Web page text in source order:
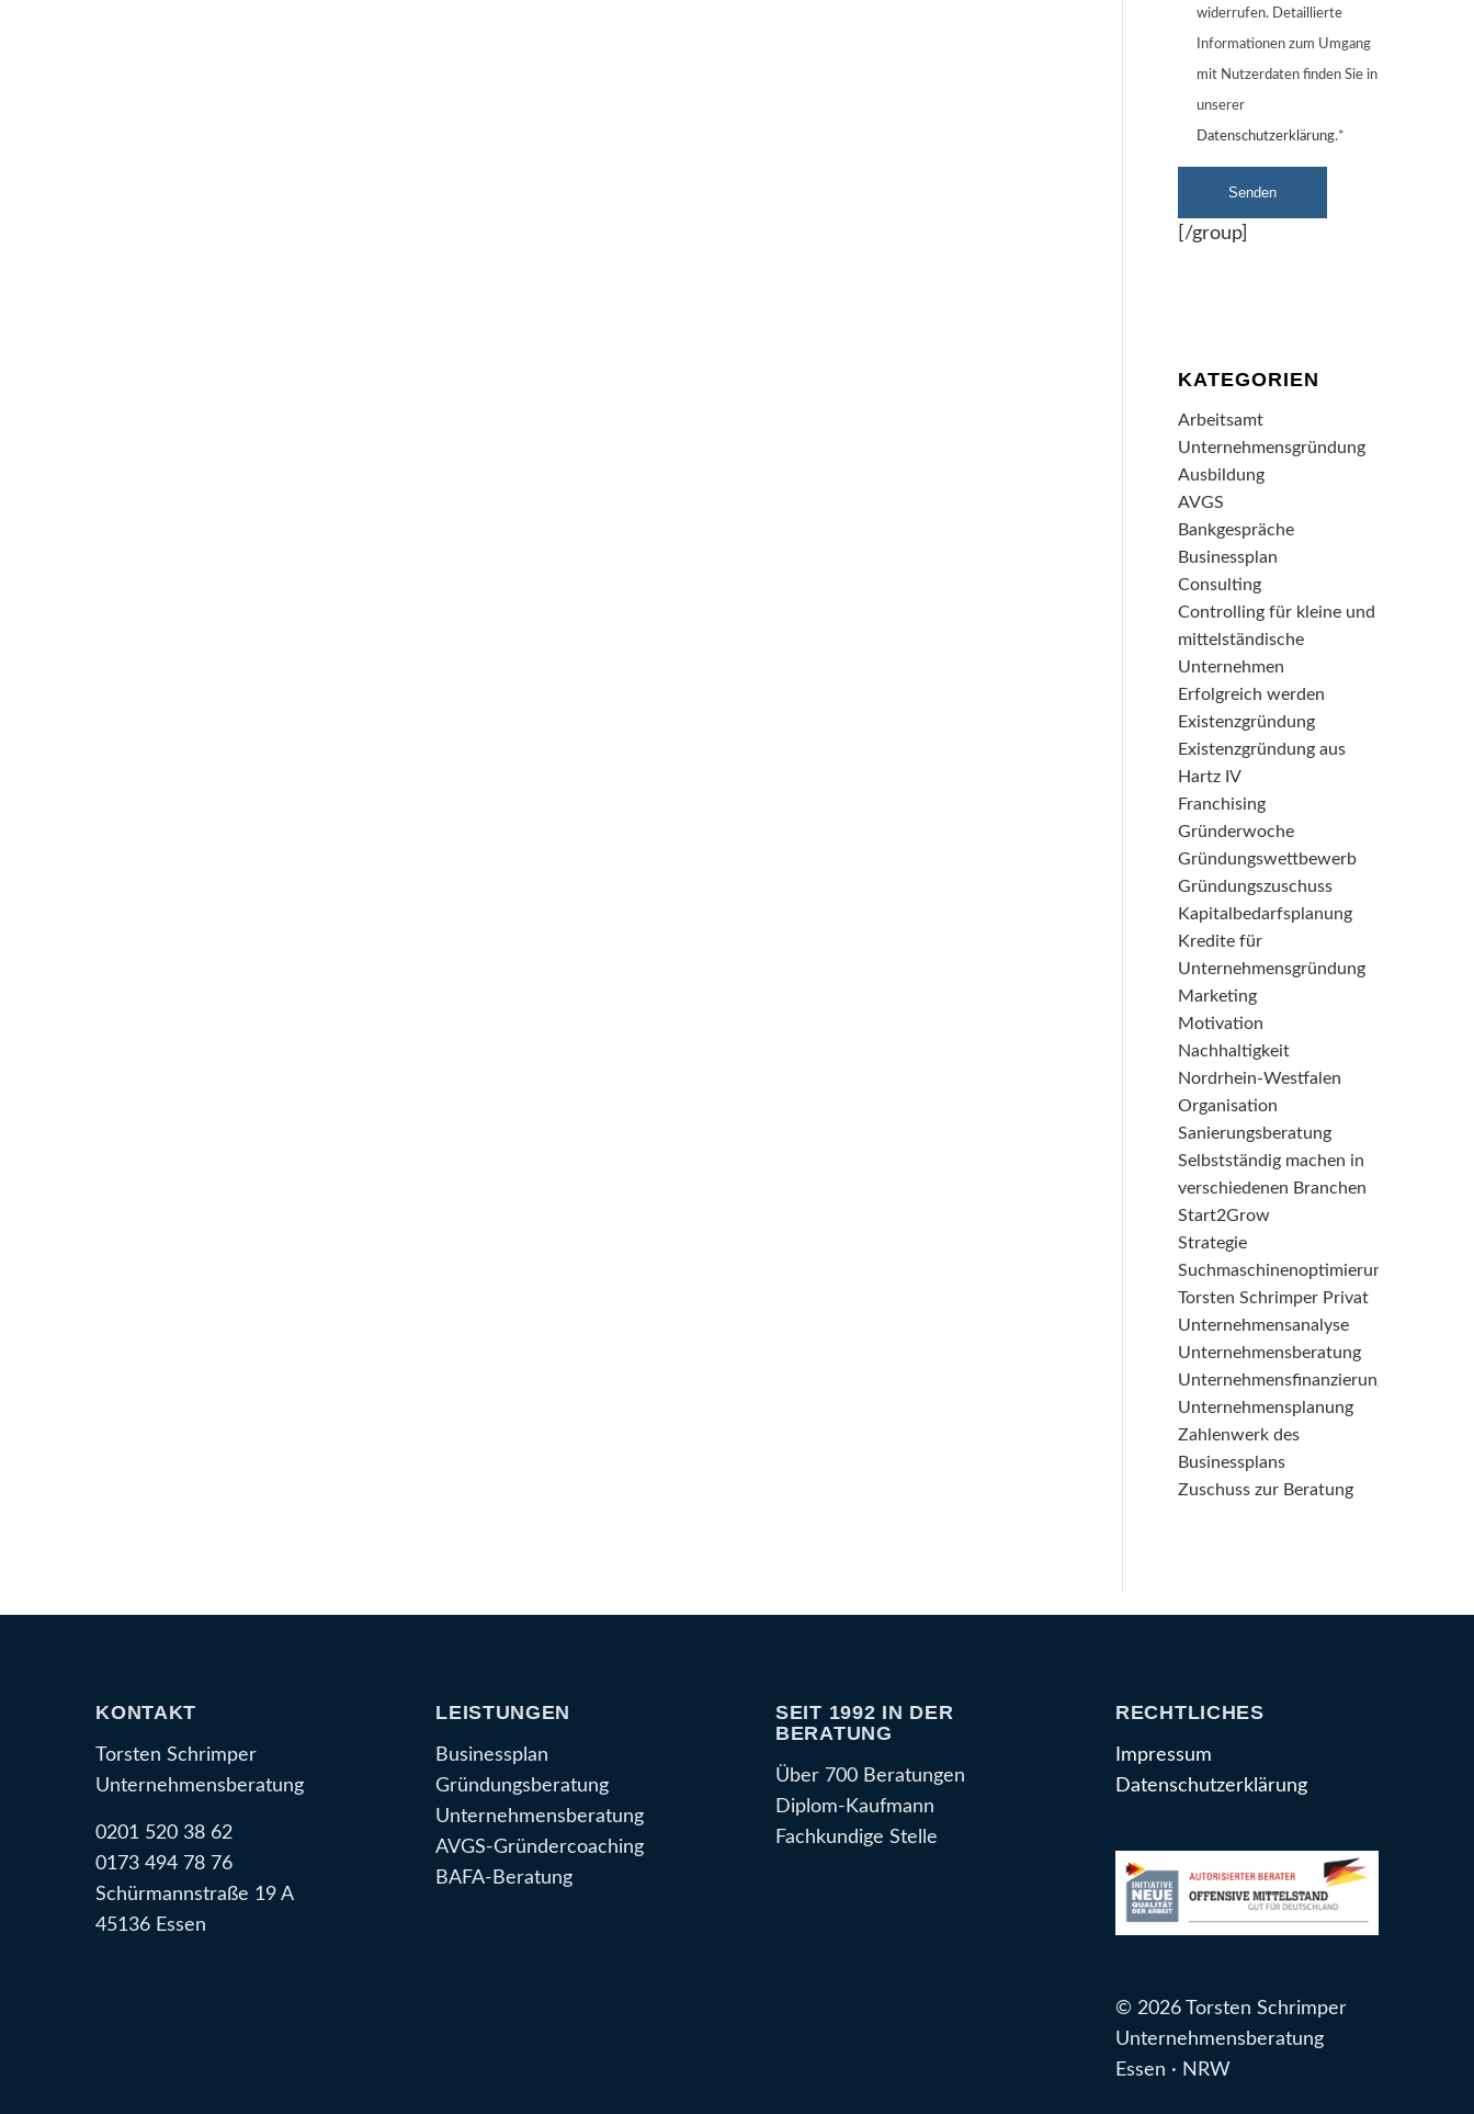
widerrufen. Detaillierte
Informationen zum Umgang
mit Nutzerdaten finden Sie in
unserer
Datenschutzerklärung.*
[/group]
KATEGORIEN
Arbeitsamt
Unternehmensgründung
Ausbildung
AVGS
Bankgespräche
Businessplan
Consulting
Controlling für kleine und
mittelständische
Unternehmen
Erfolgreich werden
Existenzgründung
Existenzgründung aus
Hartz IV
Franchising
Gründerwoche
Gründungswettbewerb
Gründungszuschuss
Kapitalbedarfsplanung
Kredite für
Unternehmensgründung
Marketing
Motivation
Nachhaltigkeit
Nordrhein-Westfalen
Organisation
Sanierungsberatung
Selbstständig machen in
verschiedenen Branchen
Start2Grow
Strategie
Suchmaschinenoptimierung
Torsten Schrimper Privat
Unternehmensanalyse
Unternehmensberatung
Unternehmensfinanzierung
Unternehmensplanung
Zahlenwerk des
Businessplans
Zuschuss zur Beratung
KONTAKT
Torsten Schrimper
Unternehmensberatung
0201 520 38 62
0173 494 78 76
Schürmannstraße 19 A
45136 Essen
LEISTUNGEN
Businessplan
Gründungsberatung
Unternehmensberatung
AVGS-Gründercoaching
BAFA-Beratung
SEIT 1992 IN DER
BERATUNG
Über 700 Beratungen
Diplom-Kaufmann
Fachkundige Stelle
RECHTLICHES
Impressum
Datenschutzerklärung
© 2026 Torsten Schrimper
Unternehmensberatung
Essen · NRW